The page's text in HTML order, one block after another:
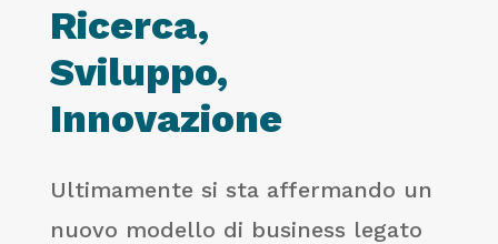
Ricerca,
Sviluppo,
Innovazione
Ultimamente si sta affermando un
nuovo modello di business legato